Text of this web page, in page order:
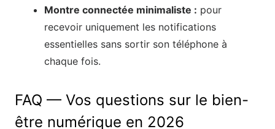
Montre connectée minimaliste : pour
recevoir uniquement les notifications
essentielles sans sortir son téléphone à
chaque fois.
FAQ — Vos questions sur le bien-
être numérique en 2026